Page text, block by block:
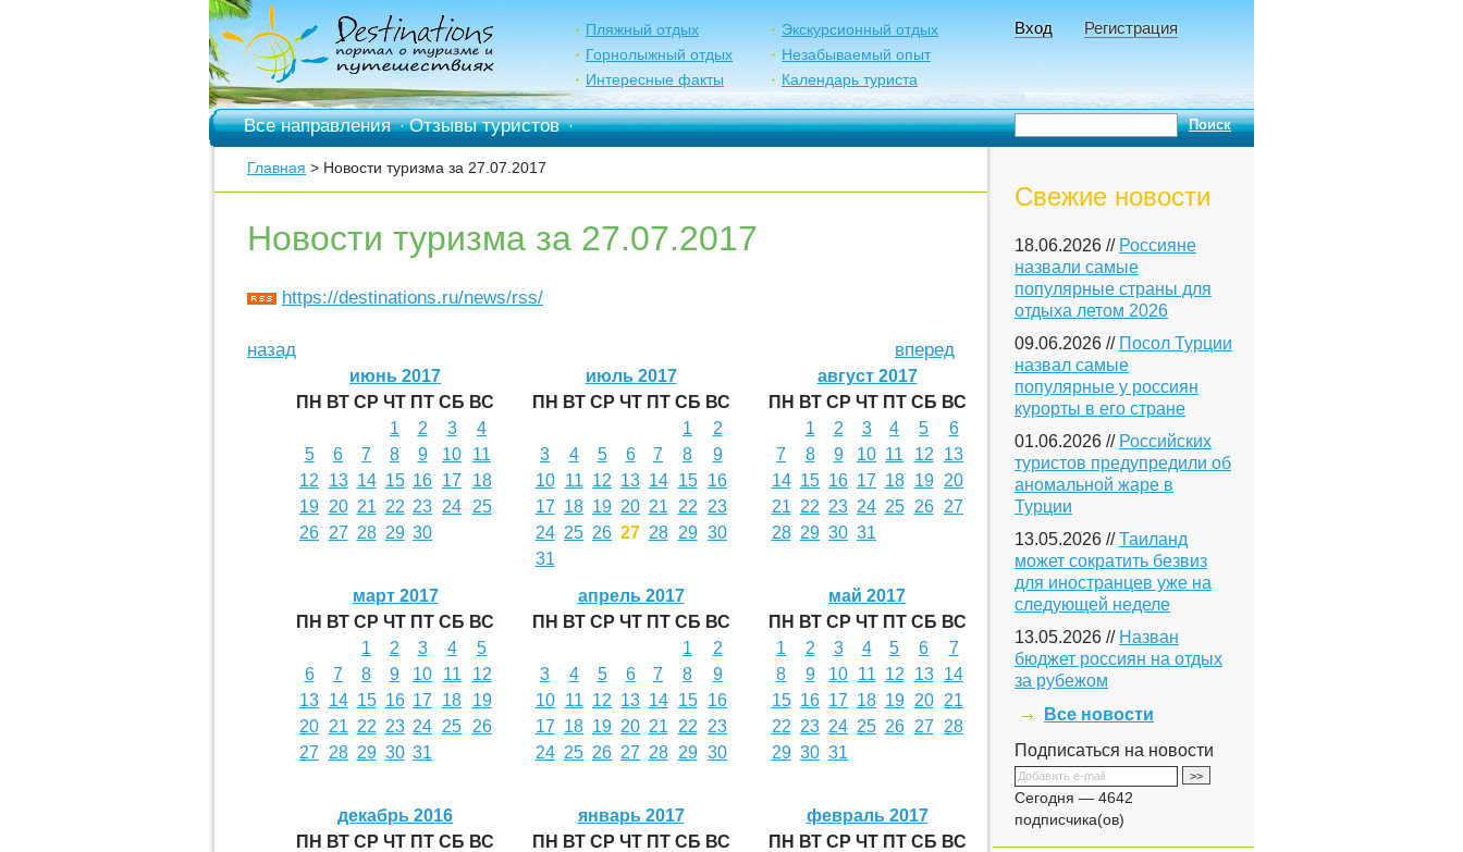
Пляжный отдых
Экскурсионный отдых
Горнолыжный отдых
Незабываемый опыт
Интересные факты
Календарь туриста
Вход Регистрация
Все направления·Отзывы туристов·
Главная > Новости туризма за 27.07.2017
Новости туризма за 27.07.2017
https://destinations.ru/news/rss/
назад вперед
июнь 2017
ПН ВТ СР ЧТ ПТ СБ ВС
1
2 3
4
5
6 7 8 9 10
11
12
13 14 15 16 17
18
19 20 21 22 23 24
25
26 27 28 29 30
июль 2017
ПН ВТ СР ЧТ ПТ СБ ВС
1
2
3
4 5 6 7 8
9
10
11 12 13 14 15
16
17 18 19 20 21 22
23
24 25 26 27 28 29 30
31
август 2017
ПН ВТ СР ЧТ ПТ СБ ВС
1
2 3 4 5
6
7
8 9 10 11 12
13
14 15 16 17 18 19
20
21 22 23 24 25 26
27
28 29 30 31
март 2017
ПН ВТ СР ЧТ ПТ СБ ВС
1
2 3 4
5
6
7 8 9 10 11
12
13 14 15 16 17 18
19
20 21 22 23 24 25
26
27
28 29 30 31
апрель 2017
ПН ВТ СР ЧТ ПТ СБ ВС
1
2
3
4 5 6 7 8
9
10
11 12 13 14 15
16
17 18 19 20 21 22
23
24 25 26 27 28 29 30
май 2017
ПН ВТ СР ЧТ ПТ СБ ВС
1
2 3 4 5 6
7
8
9 10 11 12 13
14
15 16 17 18 19 20
21
22 23 24 25 26 27
28
29 30 31
декабрь 2016
ПН ВТ СР ЧТ ПТ СБ ВС
январь 2017
ПН ВТ СР ЧТ ПТ СБ ВС
февраль 2017
ПН ВТ СР ЧТ ПТ СБ ВС
Свежие новости
18.06.2026 // Россияне
назвали самые
популярные страны для
отдыха летом 2026
09.06.2026 // Посол Турции
назвал самые
популярные у россиян
курорты в его стране
01.06.2026 // Российских
туристов предупредили об
аномальной жаре в
Турции
13.05.2026 //Таиланд
может сократить безвиз
для иностранцев уже на
следующей неделе
13.05.2026 // Назван
бюджет россиян на отдых
за рубежом
Все новости
Подписаться на новости
Сегодня — 4642
подписчика(ов)